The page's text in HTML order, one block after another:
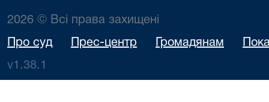
2026 © Всі права захищені
Про суд Прес-центр Громадянам
v1.38.1